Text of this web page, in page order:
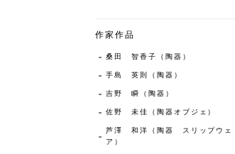
作家作品
桑田 智香子（陶器）
手島 英則（陶器）
吉野 瞬（陶器）
佐野 未佳（陶器オブジェ）
芦澤 和洋（陶器 スリップウェ
ア）